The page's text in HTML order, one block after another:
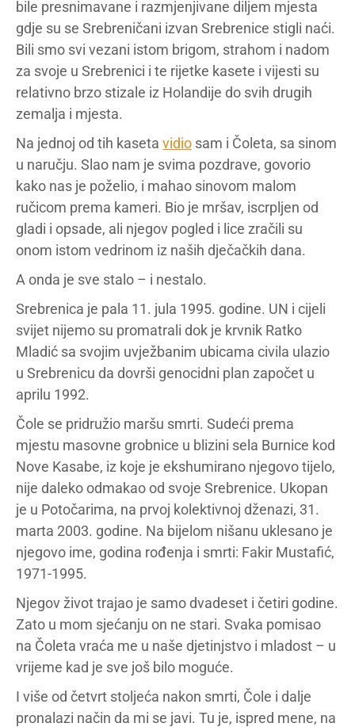
bile presnimavane i razmjenjivane diljem mjesta
gdje su se Srebreničani izvan Srebrenice stigli naći.
Bili smo svi vezani istom brigom, strahom i nadom
za svoje u Srebrenici i te rijetke kasete i vijesti su
relativno brzo stizale iz Holandije do svih drugih
zemalja i mjesta.
Na jednoj od tih kaseta vidio sam i Čoleta, sa sinom
u naručju. Slao nam je svima pozdrave, govorio
kako nas je poželio, i mahao sinovom malom
ručicom prema kameri. Bio je mršav, iscrpljen od
gladi i opsade, ali njegov pogled i lice zračili su
onom istom vedrinom iz naših dječačkih dana.
A onda je sve stalo – i nestalo.
Srebrenica je pala 11. jula 1995. godine. UN i cijeli
svijet nijemo su promatrali dok je krvnik Ratko
Mladić sa svojim uvježbanim ubicama civila ulazio
u Srebrenicu da dovrši genocidni plan započet u
aprilu 1992.
Čole se pridružio maršu smrti. Sudeći prema
mjestu masovne grobnice u blizini sela Burnice kod
Nove Kasabe, iz koje je ekshumirano njegovo tijelo,
nije daleko odmakao od svoje Srebrenice. Ukopan
je u Potočarima, na prvoj kolektivnoj dženazi, 31.
marta 2003. godine. Na bijelom nišanu uklesano je
njegovo ime, godina rođenja i smrti: Fakir Mustafić,
1971-1995.
Njegov život trajao je samo dvadeset i četiri godine.
Zato u mom sjećanju on ne stari. Svaka pomisao
na Čoleta vraća me u naše djetinjstvo i mladost – u
vrijeme kad je sve još bilo moguće.
I više od četvrt stoljeća nakon smrti, Čole i dalje
pronalazi način da mi se javi. Tu je, ispred mene, na